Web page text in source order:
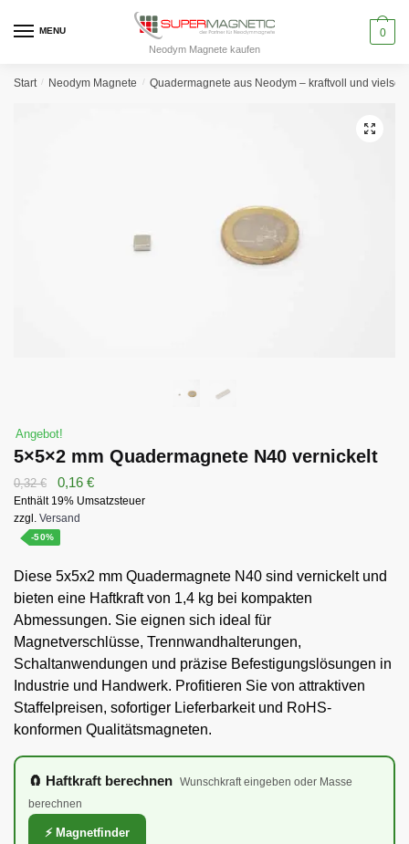
MENU
Neodym Magnete kaufen
0
Start / Neodym Magnete / Quadermagnete aus Neodym – kraftvoll und
🔍
Angebot!
5×5×2 mm Quadermagnete N40 vernickelt
0,32€
Ursprünglicher
Preis
war:
0,32 €
0,16 €Aktueller
Preis
Enthält 19% Umsatzsteuer
zzgl. Versand
-50%
Diese 5x5x2 mm Quadermagnete N40 sind vernickelt und
bieten eine Haftkraft von 1,4 kg bei kompakten
Abmessungen. Sie eignen sich ideal für
Magnetverschlüsse, Trennwandhalterungen,
Schaltanwendungen und präzise Befestigungslösungen in
Industrie und Handwerk. Profitieren Sie von attraktiven
Staffelpreisen, sofortiger Lieferbarkeit und RoHS-
konformen Qualitätsmagneten.
🧲 Haftkraft berechnen Wunschkraft eingeben oder Masse
berechnen
⚡ Magnetfinder